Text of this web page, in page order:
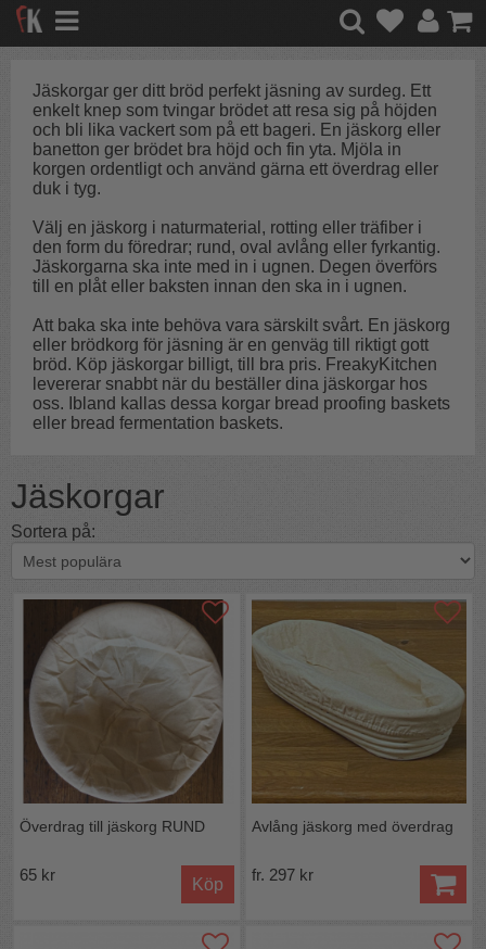
Jäskorgar ger ditt bröd perfekt jäsning av surdeg. Ett
enkelt knep som tvingar brödet att resa sig på höjden
och bli lika vackert som på ett bageri. En jäskorg eller
banetton ger brödet bra höjd och fin yta. Mjöla in
korgen ordentligt och använd gärna ett överdrag eller
duk i tyg.
Välj en jäskorg i naturmaterial, rotting eller träfiber i
den form du föredrar; rund, oval avlång eller fyrkantig.
Jäskorgarna ska inte med in i ugnen. Degen överförs
till en plåt eller baksten innan den ska in i ugnen.
Att baka ska inte behöva vara särskilt svårt. En jäskorg
eller brödkorg för jäsning är en genväg till riktigt gott
bröd. Köp jäskorgar billigt, till bra pris. FreakyKitchen
levererar snabbt när du beställer dina jäskorgar hos
oss. Ibland kallas dessa korgar bread proofing baskets
eller bread fermentation baskets.
Jäskorgar
Sortera på:
Överdrag till jäskorg RUND
65 kr
Köp
Avlång jäskorg med överdrag
fr. 297 kr